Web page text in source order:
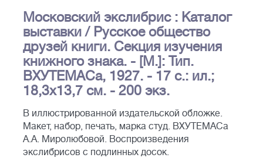
Московский экслибрис : Каталог
выставки / Русское общество
друзей книги. Секция изучения
книжного знака. - [М.]: Тип.
ВХУТЕМАСа, 1927. - 17 с.: ил.;
18,3х13,7 см. - 200 экз.
В иллюстрированной издательской обложке.
Макет, набор, печать, марка студ. ВХУТЕМАСа
А.А. Миролюбовой. Воспроизведения
экслибрисов с подлинных досок.